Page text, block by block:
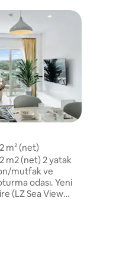
m² (net)
m2 (net) 2 yatak
mutfak ve
odası. Yeni
(LZ Sea View
+ çocuk yüzme
oyun alanı